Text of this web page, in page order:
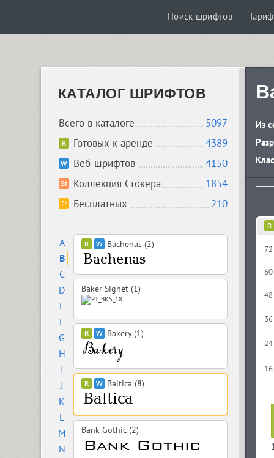
Поиск шрифтов
КАТАЛОГ ШРИФТОВ
Всего в каталоге
5097
Готовых к аренде
4389
Веб-шрифтов
4150
Коллекция Стокера
1854
Бесплатных
210
A
B
C
D
E
F
G
H
I
J
K
L
M
N
Bachenas (2)
Baker Signet (1)
Bakery (1)
Baltica (8)
Bank Gothic (2)
Из